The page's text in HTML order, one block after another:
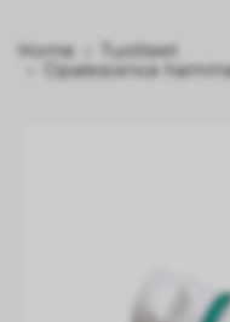
Home
Tuotteet
Opalescence